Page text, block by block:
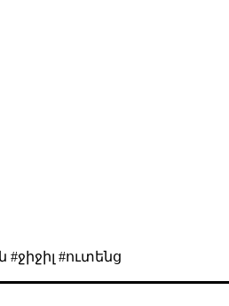
#ուտենց